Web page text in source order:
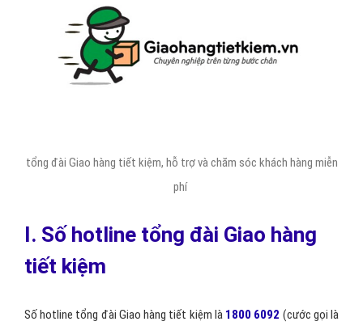
tổng đài Giao hàng tiết kiệm, hỗ trợ và chăm sóc khách hàng miễn
phí
I. Số hotline tổng đài Giao hàng
tiết kiệm
Số hotline tổng đài Giao hàng tiết kiệm là 1800 6092 (cước gọi là